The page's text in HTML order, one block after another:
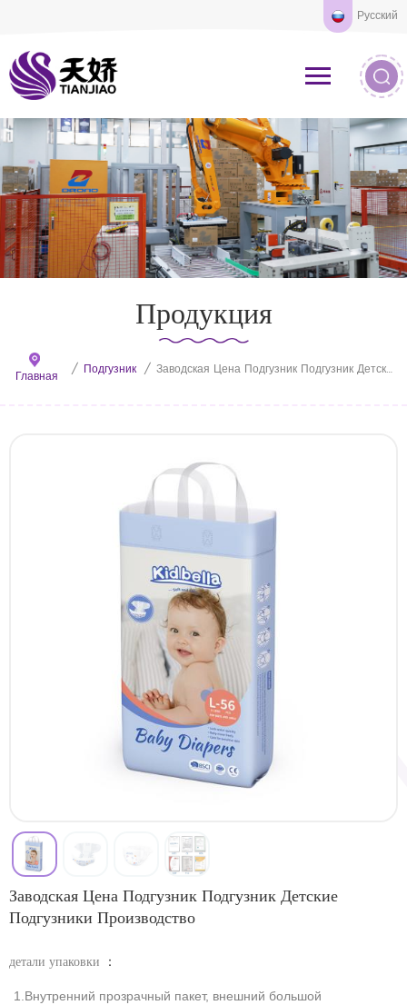
Русский
Продукция
Главная / Подгузник / Заводская Цена Подгузник Подгузник Детские Подгузники Производство
Заводская Цена Подгузник Подгузник Детские
Подгузники Производство
детали упаковки ：
1.Внутренний прозрачный пакет, внешний большой